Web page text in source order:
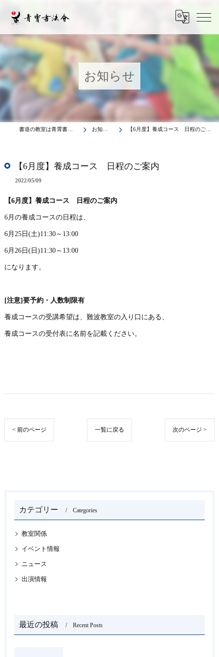
お知らせ
書道の教室は青霄書法会 お知らせ 【6月度】養成コース 日程のご案内
【6月度】養成コース 日程のご案内
2022/05/09
【6月度】養成コース 日程のご案内
6月の養成コースの日程は、
6月25日(土)11:30～13:00
6月26日(日)11:30～13:00
になります。
[注意]要予約・人数制限有
養成コースの受講希望は、難波教室の入り口にある、
養成コースの受付表に名前を記載ください。
< 前のページ 一覧に戻る 次のページ >
カテゴリー Categories
教室関係
イベント情報
ニュース
出演情報
最近の投稿 Recent Posts